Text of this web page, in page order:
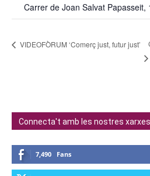
Carrer de Joan Salvat Papasseit,
VIDEOFÒRUM ‘Comerç just, futur just’
Connecta't amb les nostres xarxes
7,490 Fans